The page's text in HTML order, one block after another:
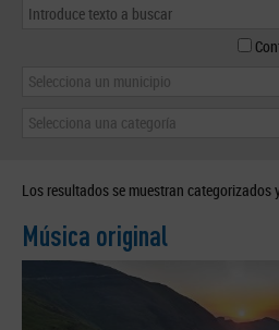
Selecciona un municipio
Selecciona una categoría
Los resultados se muestran categorizados
Música original